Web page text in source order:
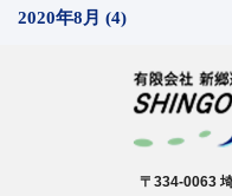
2020年8月 (4)
〒334-0063